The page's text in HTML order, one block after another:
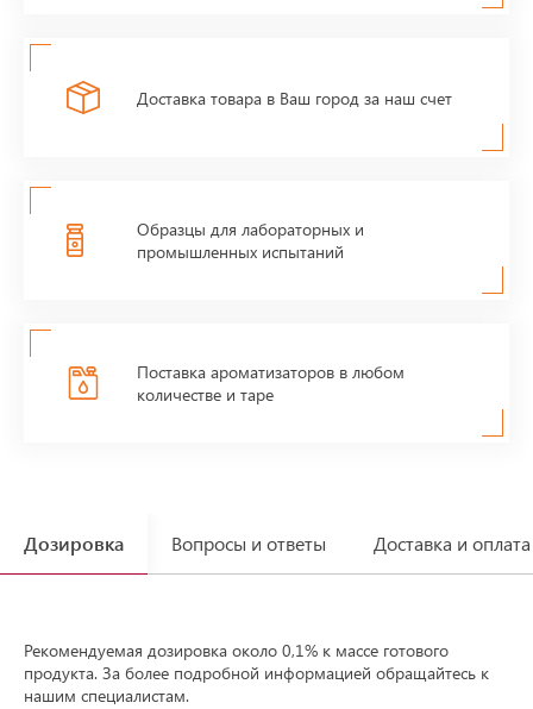
Доставка товара в Ваш город за наш счет
Образцы для лабораторных и
промышленных испытаний
Поставка ароматизаторов в любом
количестве и таре
Дозировка Вопросы и ответы Доставка и оплата
Рекомендуемая дозировка около 0,1% к массе готового
продукта. За более подробной информацией обращайтесь к
нашим специалистам.